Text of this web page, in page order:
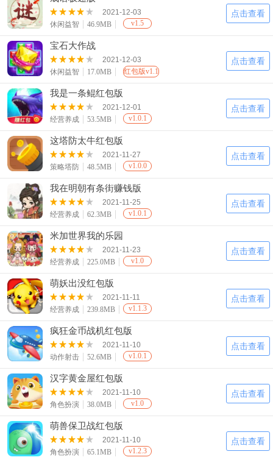
2021-12-03
休闲益智
46.9MB v1.5
点击查看
宝石大作战
2021-12-03
休闲益智
17.0MB 红包版v1.1
点击查看
我是一条鲲红包版
2021-12-01
经营养成
53.5MB v1.0.1
点击查看
这塔防太牛红包版
2021-11-27
策略塔防
48.5MB v1.0.0
点击查看
我在明朝有条街赚钱版
2021-11-25
经营养成
62.3MB v1.0.1
点击查看
米加世界我的乐园
2021-11-23
经营养成
225.0MB v1.0
点击查看
萌妖出没红包版
2021-11-11
经营养成
239.8MB v1.1.3
点击查看
疯狂金币战机红包版
2021-11-10
动作射击
52.6MB v1.0.1
点击查看
汉字黄金屋红包版
2021-11-10
角色扮演
38.0MB v1.0
点击查看
萌兽保卫战红包版
2021-11-10
角色扮演
65.1MB v1.2.3
点击查看